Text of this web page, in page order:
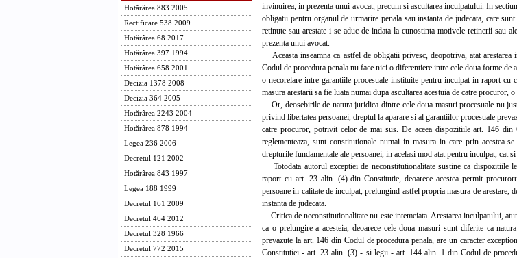
Hotărârea 883 2005
Rectificare 538 2009
Hotărârea 68 2017
Hotărârea 397 1994
Hotărârea 658 2001
Decizia 1378 2008
Decizia 364 2005
Hotărârea 2243 2004
Hotărârea 878 1994
Legea 236 2006
Decretul 121 2002
Hotărârea 843 1997
Legea 188 1999
Decretul 161 2009
Decretul 464 2012
Decretul 328 1966
Decretul 772 2015
invinuirea, in prezenta unui avocat, precum si ascultarea inculpatului. In
obligatii pentru organul de urmarire penala sau instanta de judecata, care
retinute sau arestate i se aduc de indata la cunostinta motivele retinerii sau
prezenta unui avocat.
Aceasta inseamna ca astfel de obligatii privesc, deopotriva, atat
Codul de procedura penala nu face nici o diferentiere intre cele doua forme
o necorelare intre garantiile procesuale instituite pentru inculpat in raport
masura arestarii sa fie luata numai dupa ascultarea acestuia de catre
Or, deosebirile de natura juridica dintre cele doua masuri procesuale nu
privind libertatea persoanei, dreptul la aparare si al garantiilor procesuale
catre procuror, potrivit celor de mai sus. De aceea dispozitiile art. 146
reglementeaza, sunt constitutionale numai in masura in care prin acestea
drepturile fundamentale ale persoanei, in acelasi mod atat pentru inculpat, cat
Totodata autorul exceptiei de neconstitutionalitate sustine ca dispozitiile
raport cu art. 23 alin. (4) din Constitutie, deoarece acestea permit
persoane in calitate de inculpat, prelungind astfel propria masura de
instanta de judecata.
Critica de neconstitutionalitate nu este intemeiata. Arestarea inculpatului,
ca o prelungire a acesteia, deoarece cele doua masuri sunt diferite ca
prevazute la art. 146 din Codul de procedura penala, are un caracter
Constitutiei - art. 23 alin. (3) - si legii - art. 144 alin. 1 din Codul de